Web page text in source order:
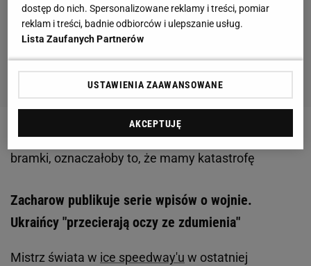
Zobacz wideoVuković: Gdyby Boruc wrócił do
bramki, oznaczałoby to, że mamy katastrofę
Zacharow publikuje serie wpisów o wojnie.
Ukraińcy "przecierają oczy ze zdumienia"
Mistrz świata w ice speedway'u w ostatniej
dostęp do nich. Spersonalizowane reklamy i treści, pomiar
reklam i treści, badnie odbiorców i ulepszanie usług.
Lista Zaufanych Partnerów
USTAWIENIA ZAAWANSOWANE
AKCEPTUJĘ